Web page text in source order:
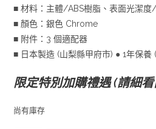
■ 材料：主體/ABS樹脂、表面光潔
■ 顏色：銀色 Chrome
■ 附件：3 個適配器
■ 日本製造 (山梨縣甲府市) ● 1年保養
限定特別加購禮遇 (請細
尚有庫存